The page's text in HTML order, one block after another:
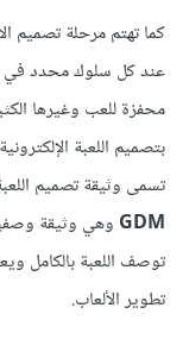
كما تهتم مرحلة تصميم
عند كل سلوك محدد في
محفزة للعب وغيرها
بتصميم اللعبة
تسمى وثيقة تصميم
GDM وهي وثيقة
توصف اللعبة بالكامل
تطوير الألعاب.